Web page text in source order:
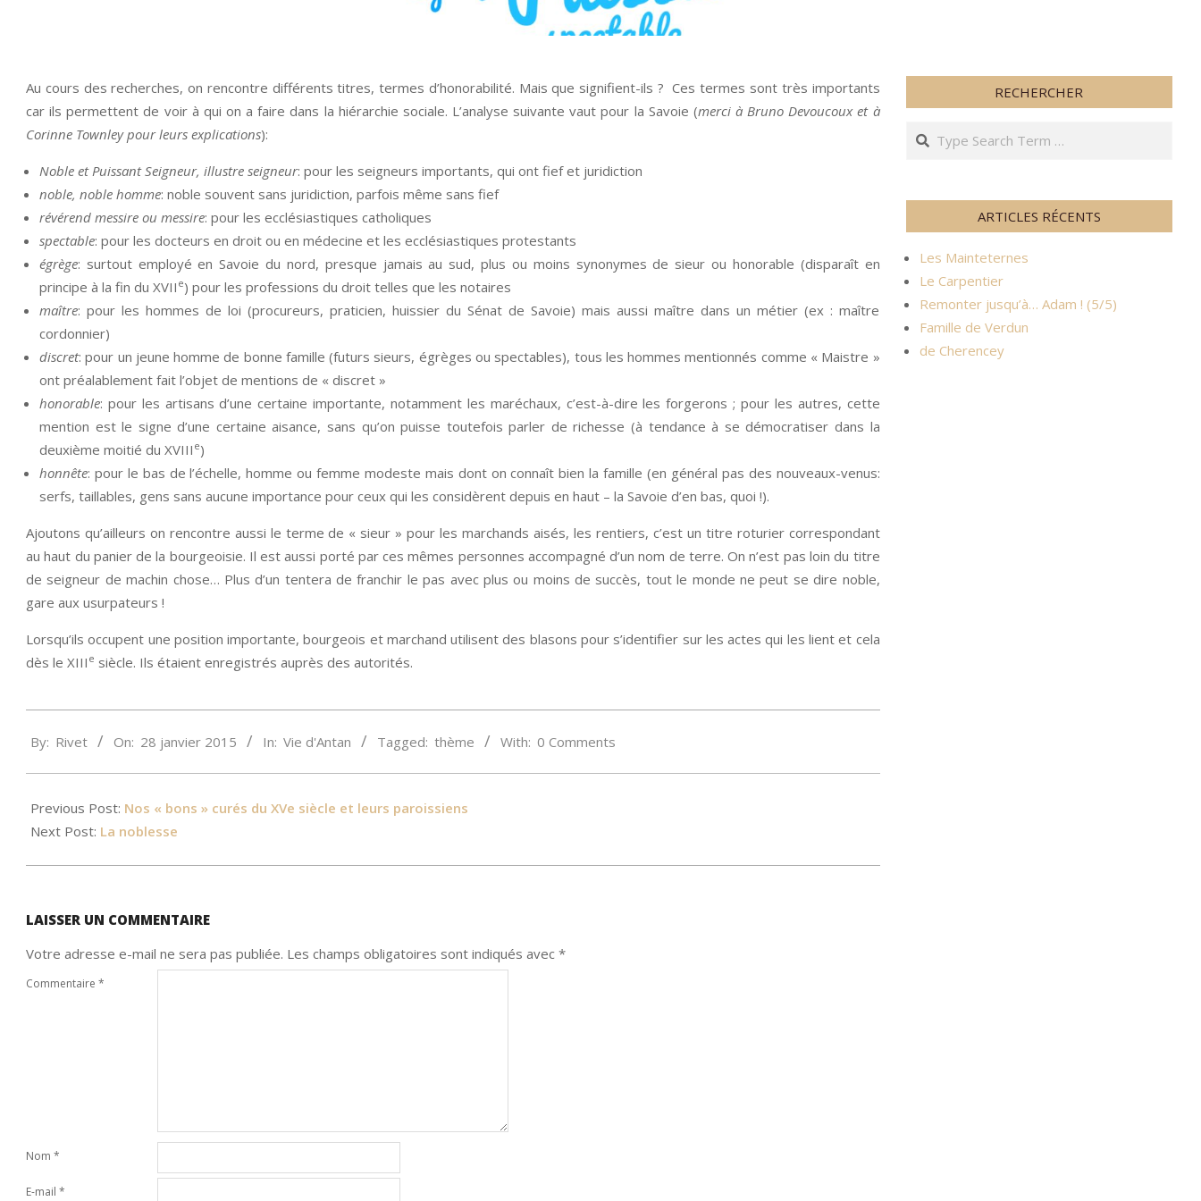
Au cours des recherches, on rencontre différents titres, termes d’honorabilité. Mais que signifient-ils ? Ces termes sont très importants
car ils permettent de voir à qui on a faire dans la hiérarchie sociale. L’analyse suivante vaut pour la Savoie (merci à Bruno Devoucoux et à
Corinne Townley pour leurs explications):
Noble et Puissant Seigneur, illustre seigneur: pour les seigneurs importants, qui ont fief et juridiction
noble, noble homme: noble souvent sans juridiction, parfois même sans fief
révérend messire ou messire: pour les ecclésiastiques catholiques
spectable: pour les docteurs en droit ou en médecine et les ecclésiastiques protestants
égrège: surtout employé en Savoie du nord, presque jamais au sud, plus ou moins synonymes de sieur ou honorable (disparaît en
principe à la fin du XVII e) pour les professions du droit telles que les notaires
maître: pour les hommes de loi (procureurs, praticien, huissier du Sénat de Savoie) mais aussi maître dans un métier (ex : maître
cordonnier)
discret: pour un jeune homme de bonne famille (futurs sieurs, égrèges ou spectables), tous les hommes mentionnés comme « Maistre »
ont préalablement fait l’objet de mentions de « discret »
honorable: pour les artisans d’une certaine importante, notamment les maréchaux, c’est-à-dire les forgerons ; pour les autres, cette
mention est le signe d’une certaine aisance, sans qu’on puisse toutefois parler de richesse (à tendance à se démocratiser dans la
deuxième moitié du XVIII e)
honnête: pour le bas de l’échelle, homme ou femme modeste mais dont on connaît bien la famille (en général pas des nouveaux-venus:
serfs, taillables, gens sans aucune importance pour ceux qui les considèrent depuis en haut – la Savoie d’en bas, quoi !).
Ajoutons qu’ailleurs on rencontre aussi le terme de « sieur » pour les marchands aisés, les rentiers, c’est un titre roturier correspondant
au haut du panier de la bourgeoisie. Il est aussi porté par ces mêmes personnes accompagné d’un nom de terre. On n’est pas loin du titre
de seigneur de machin chose… Plus d’un tentera de franchir le pas avec plus ou moins de succès, tout le monde ne peut se dire noble,
gare aux usurpateurs !
Lorsqu’ils occupent une position importante, bourgeois et marchand utilisent des blasons pour s’identifier sur les actes qui les lient et cela
dès le XIII e siècle. Ils étaient enregistrés auprès des autorités.
01-
By: Rivet On: 28 janvier 2015 In: Vie d'Antan Tagged: thème With: 0 Comments
Previous Post: Nos « bons » curés du XVe siècle et leurs paroissiens
Next Post: La noblesse
LAISSER UN COMMENTAIRE
Votre adresse e-mail ne sera pas publiée. Les champs obligatoires sont indiqués avec *
Commentaire *
Nom *
E-mail *
RECHERCHER
Search
ARTICLES RÉCENTS
Les Mainteternes
Le Carpentier
Remonter jusqu’à… Adam ! (5/5)
Famille de Verdun
de Cherencey